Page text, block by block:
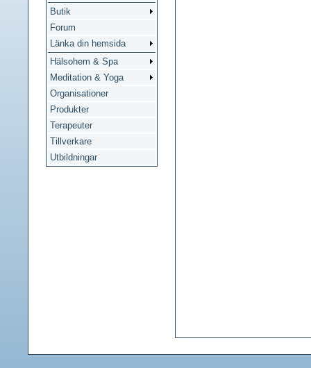
Butik
Forum
Länka din hemsida
Hälsohem & Spa
Meditation & Yoga
Organisationer
Produkter
Terapeuter
Tillverkare
Utbildningar